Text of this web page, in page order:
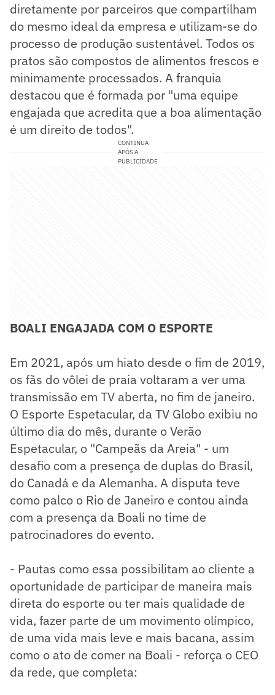
diretamente por parceiros que compartilham
do mesmo ideal da empresa e utilizam-se do
processo de produção sustentável. Todos os
pratos são compostos de alimentos frescos e
minimamente processados. A franquia
destacou que é formada por "uma equipe
engajada que acredita que a boa alimentação
é um direito de todos".
CONTINUA
APÓS A
PUBLICIDADE
BOALI ENGAJADA COM O ESPORTE
Em 2021, após um hiato desde o fim de 2019,
os fãs do vôlei de praia voltaram a ver uma
transmissão em TV aberta, no fim de janeiro.
O Esporte Espetacular, da TV Globo exibiu no
último dia do mês, durante o Verão
Espetacular, o "Campeãs da Areia" - um
desafio com a presença de duplas do Brasil,
do Canadá e da Alemanha. A disputa teve
como palco o Rio de Janeiro e contou ainda
com a presença da Boali no time de
patrocinadores do evento.
- Pautas como essa possibilitam ao cliente a
oportunidade de participar de maneira mais
direta do esporte ou ter mais qualidade de
vida, fazer parte de um movimento olímpico,
de uma vida mais leve e mais bacana, assim
como o ato de comer na Boali - reforça o CEO
da rede, que completa: